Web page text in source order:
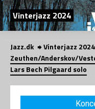
Vinterjazz 2024
Jazz.dk Vinterjazz 2024
Zeuthen/Anderskov/
Lars Bech Pilgaard solo